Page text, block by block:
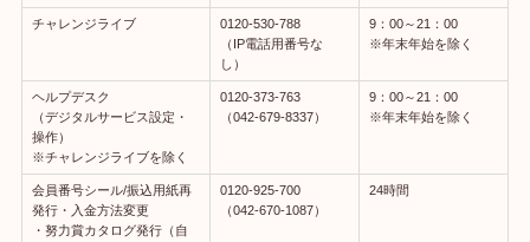
チャレンジライブ
0120-530-788
（IP電話用番号な
し）
9：00～21：00
※年末年始を除く
ヘルプデスク
（デジタルサービス設定・
操作）
※チャレンジライブを除く
0120-373-763
（042-679-8337）
9：00～21：00
※年末年始を除く
会員番号シール/振込用紙再
発行・入金方法変更
・努力賞カタログ発行（自
0120-925-700
（042-670-1087）
24時間